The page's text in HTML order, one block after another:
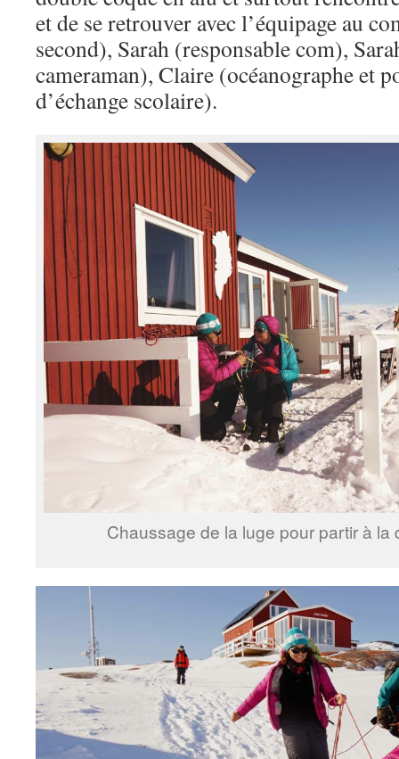
et de se retrouver avec l’équipage au
second), Sarah (responsable com),
cameraman), Claire (océanographe et
d’échange scolaire).
Chaussage de la luge pour partir à la